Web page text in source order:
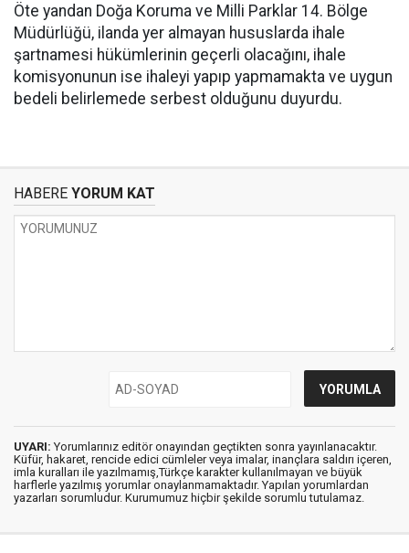
Öte yandan Doğa Koruma ve Milli Parklar 14. Bölge
Müdürlüğü, ilanda yer almayan hususlarda ihale
şartnamesi hükümlerinin geçerli olacağını, ihale
komisyonunun ise ihaleyi yapıp yapmamakta ve uygun
bedeli belirlemede serbest olduğunu duyurdu.
HABERE YORUM KAT
UYARI: Yorumlarınız editör onayından geçtikten sonra yayınlanacaktır.
Küfür, hakaret, rencide edici cümleler veya imalar, inançlara saldırı içeren,
imla kuralları ile yazılmamış,Türkçe karakter kullanılmayan ve büyük
harflerle yazılmış yorumlar onaylanmamaktadır. Yapılan yorumlardan
yazarları sorumludur. Kurumumuz hiçbir şekilde sorumlu tutulamaz.